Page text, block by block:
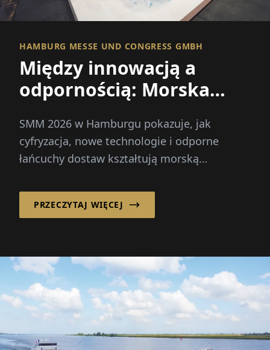
HAMBURG MESSE UND CONGRESS GMBH
Między innowacją a
odpornością: Morska
kierunki
SMM 2026 w Hamburgu pokazuje, jak
cyfryzacja, nowe technologie i odporne
łańcuchy dostaw kształtują morską
PRZECZYTAJ WIĘCEJ